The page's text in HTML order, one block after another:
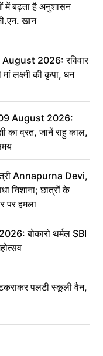
में बढ़ता है अनुशासन
खान
2026: रविवार
लक्ष्मी की कृपा, धन
August 2026:
का व्रत, जानें राहु काल,
Annapurna Devi,
निशाना; छात्रों के
पर हमला
बोकारो थर्मल SBI
पलटी स्कूली वैन,